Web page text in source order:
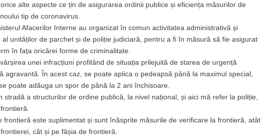
alte aspecte ce țin de asigurarea ordinii publice și eficiența măsurilor de
tip de coronavirus.
Afacerilor Interne au organizat în comun activitatea administrativă și
unităților de parchet și de poliție judiciară, pentru a fi în măsură să fie asigurat
în fața oricărei forme de criminalitate.
unei infracțiuni profitând de situația prilejuită de starea de urgență
agravantă. În acest caz, se poate aplica o pedeapsă până la maximul special,
poate adăuga un spor de până la 2 ani închisoare.
stradă a structurilor de ordine publică, la nivel național, și aici mă refer la poliție,
frontieră este suplimentat și sunt înăsprite măsurile de verificare la frontieră, atât
cât și pe fâșia de frontieră.